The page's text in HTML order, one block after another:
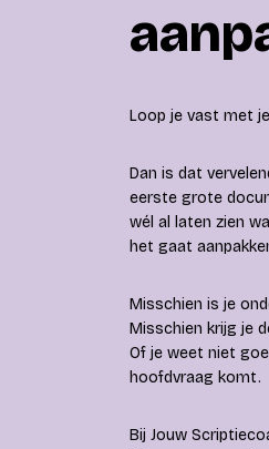
Loop je vast met
Dan is dat
eerste grote
wél al laten zien
het gaat
Misschien is je
Misschien krijg je
Of je weet niet
hoofdvraag komt.
Bij Jouw